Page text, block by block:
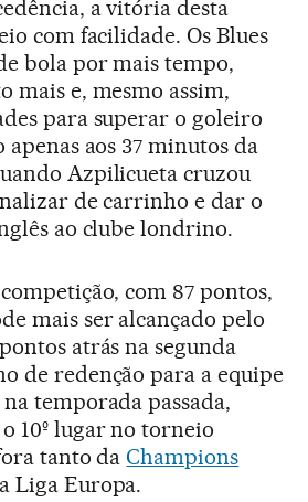
a vitória desta
com facilidade. Os Blues
bola por mais tempo,
mais e, mesmo assim,
para superar o goleiro
apenas aos 37 minutos da
Azpilicueta cruzou
de carrinho e dar o
ao clube londrino.
com 87 pontos,
mais ser alcançado pelo
atrás na segunda
de redenção para a equipe
temporada passada,
10º lugar no torneio
tanto daChampions
Liga Europa.